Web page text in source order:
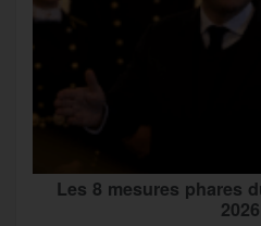
Les 8 mesures phares
2026